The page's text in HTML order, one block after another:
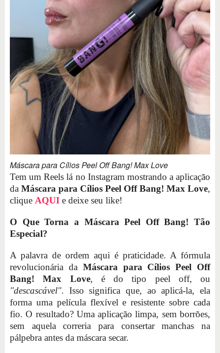
Máscara para Cílios Peel Off Bang! Max Love
Tem um Reels lá no Instagram mostrando a aplicação
da Máscara para Cílios Peel Off Bang! Max Love,
clique AQUI e deixe seu like!
O Que Torna a Máscara Peel Off Bang! Tão
Especial?
A palavra de ordem aqui é praticidade. A fórmula
revolucionária da Máscara para Cílios Peel Off
Bang! Max Love, é do tipo peel off, ou
"descascável". Isso significa que, ao aplicá-la, ela
forma uma película flexível e resistente sobre cada
fio. O resultado? Uma aplicação limpa, sem borrões,
sem aquela correria para consertar manchas na
pálpebra antes da máscara secar.